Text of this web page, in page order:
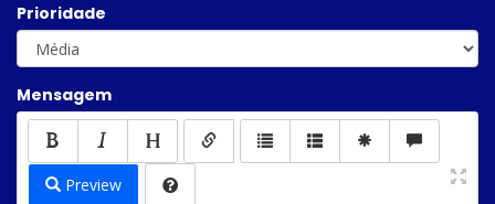
Prioridade
Mensagem
Preview